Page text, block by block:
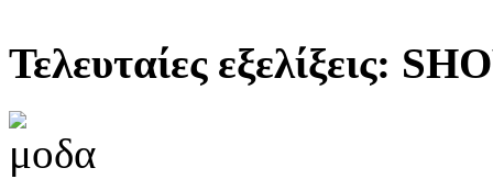
Τελευταίες εξελίξεις: